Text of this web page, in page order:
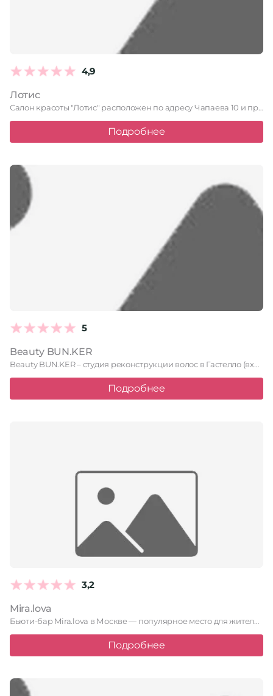
4,9
Лотис
Салон красоты "Лотис" расположен по адресу Чапаева 10 и предлагает …
Подробнее
5
Beauty BUN.KER
Beauty BUN.KER – студия реконструкции волос в Гастелло (вход с …
Подробнее
3,2
Mira.lova
Бьюти-бар Mira.lova в Москве — популярное место для жителей и …
Подробнее